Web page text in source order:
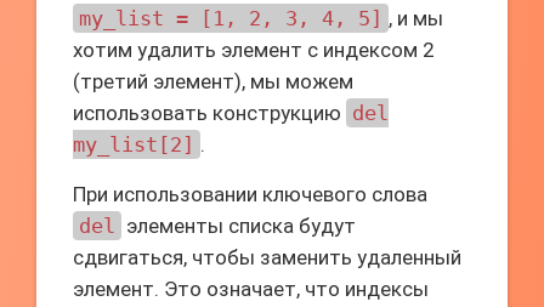
my_list = [1, 2, 3, 4, 5] , и мы
хотим удалить элемент с индексом 2
(третий элемент), мы можем
использовать конструкцию del
my_list[2] .
При использовании ключевого слова
del элементы списка будут
сдвигаться, чтобы заменить удаленный
элемент. Это означает, что индексы